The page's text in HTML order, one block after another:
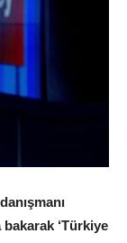
‘Türkiye